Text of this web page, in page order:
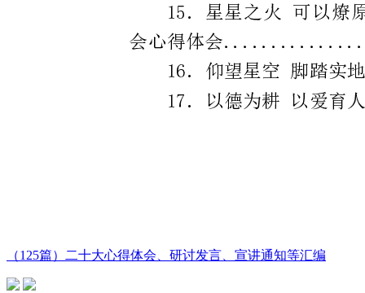
（125篇）二十大心得体会、研讨发言、宣讲通知等汇编